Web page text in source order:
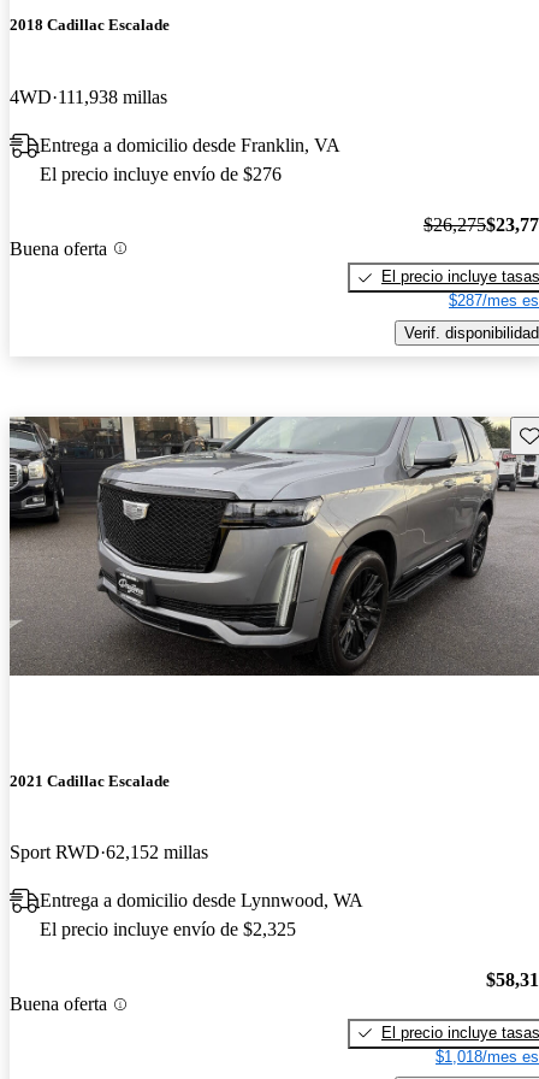
2018 Cadillac Escalade
4WD 111,938 millas
Entrega a domicilio desde Franklin, VA
El precio incluye envío de $276
Buena oferta
$26,275
El precio incluye tasas
$287/mes
Verif. disponibilidad
2021 Cadillac Escalade
Sport RWD 62,152 millas
Entrega a domicilio desde Lynnwood, WA
El precio incluye envío de $2,325
Buena oferta
El precio incluye tasas
$1,018/mes